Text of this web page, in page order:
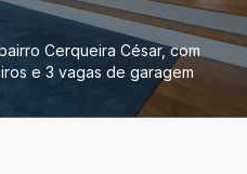
Cerqueira César, com
e 3 vagas de garagem